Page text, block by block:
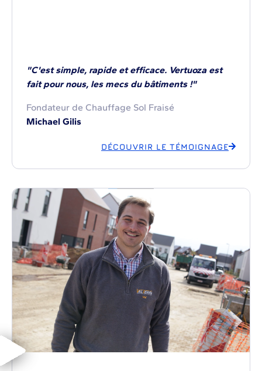
"C'est simple, rapide et efficace. Vertuoza est
fait pour nous, les mecs du bâtiments !"
Fondateur de Chauffage Sol Fraisé
Michael Gilis
DÉCOUVRIR LE TÉMOIGNAGE